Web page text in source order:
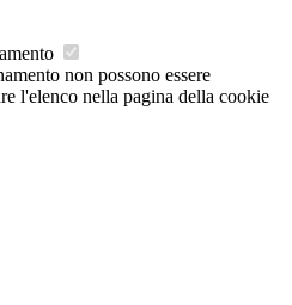
non possono essere
l'elenco nella pagina della cookie